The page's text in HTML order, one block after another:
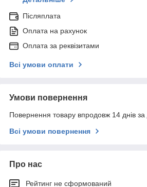
Післяплата
Оплата на рахунок
Оплата за реквізитами
Всі умови оплати
Умови повернення
Повернення товару впродовж 14 днів
Всі умови повернення
Про нас
Рейтинг не сформований